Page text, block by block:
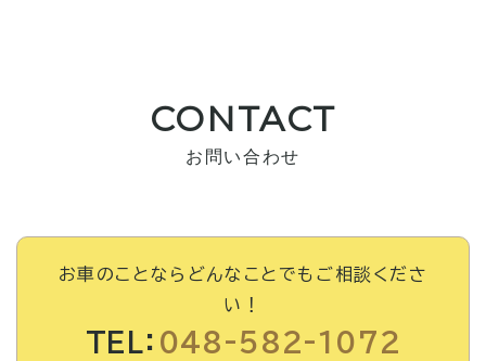
CONTACT
お問い合わせ
お車のことならどんなことでもご相談くださ
い！
TEL： 048-582-1072